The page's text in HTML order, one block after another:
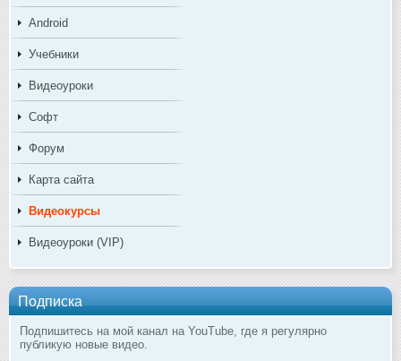
Android
Учебники
Видеоуроки
Софт
Форум
Карта сайта
Видеокурсы
Видеоуроки (VIP)
Подписка
Подпишитесь на мой канал на YouTube, где я регулярно
публикую новые видео.